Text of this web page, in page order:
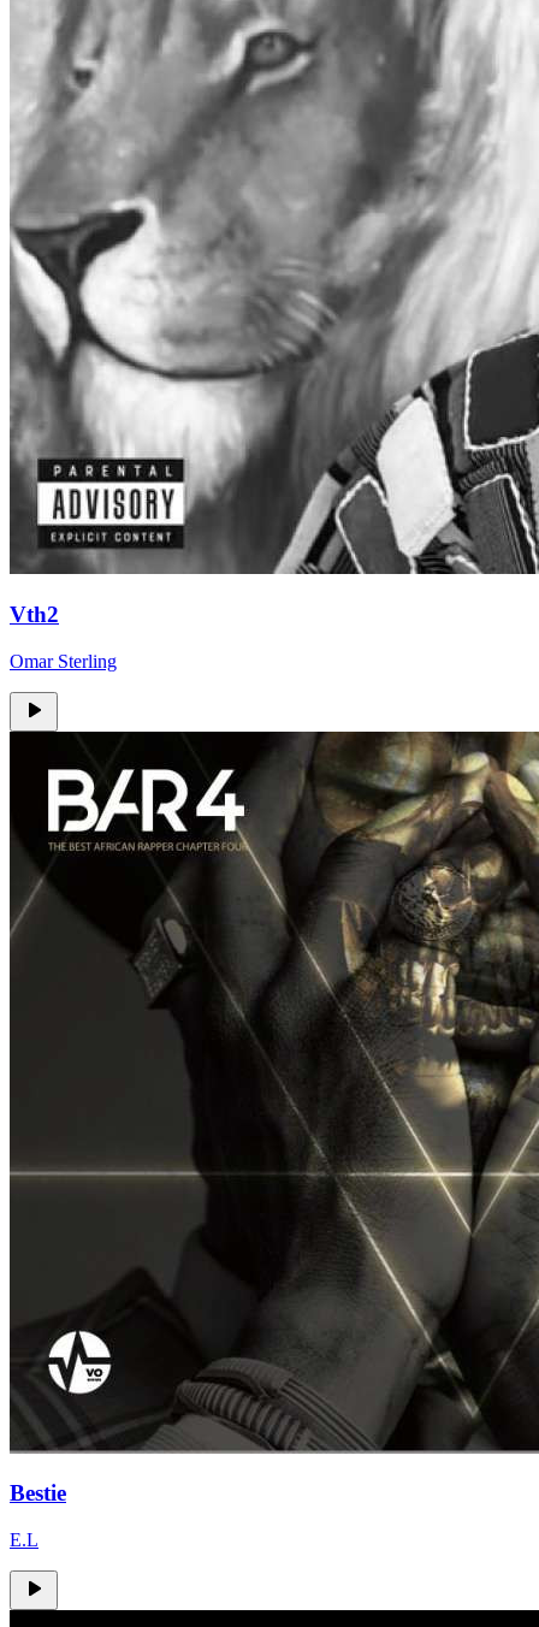
Vth2
Omar Sterling
Bestie
E.L